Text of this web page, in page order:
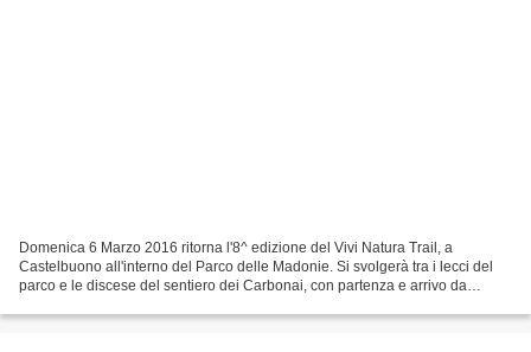
Domenica 6 Marzo 2016 ritorna l'8^ edizione del Vivi Natura Trail, a
Castelbuono all'interno del Parco delle Madonie. Si svolgerà tra i lecci del
parco e le discese del sentiero dei Carbonai, con partenza e arrivo da